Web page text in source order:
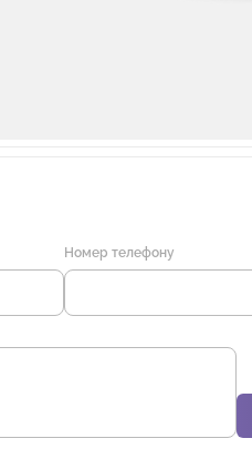
Номер телефону